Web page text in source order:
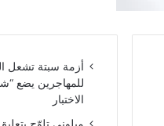
أزمة سبتة تشعل
للمهاجرين يضع
الاختبار